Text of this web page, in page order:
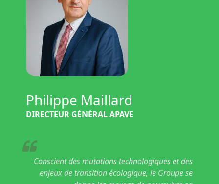
Conscient des mutations technologiques et des
enjeux de transition écologique, le Groupe se
Philippe Maillard
DIRECTEUR GÉNÉRAL APAVE